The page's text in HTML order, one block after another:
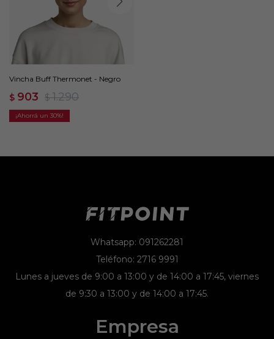
Vincha Buff Thermonet - Negro
$ 903 $ 1.290
30
Whatsapp: 091262281
Teléfono: 2716 9991
Lunes a jueves de 9:00 a 13:00 y de 14:00 a 17:45, viernes
de 9:30 a 13:00 y de 14:00 a 17:45.
Empresa